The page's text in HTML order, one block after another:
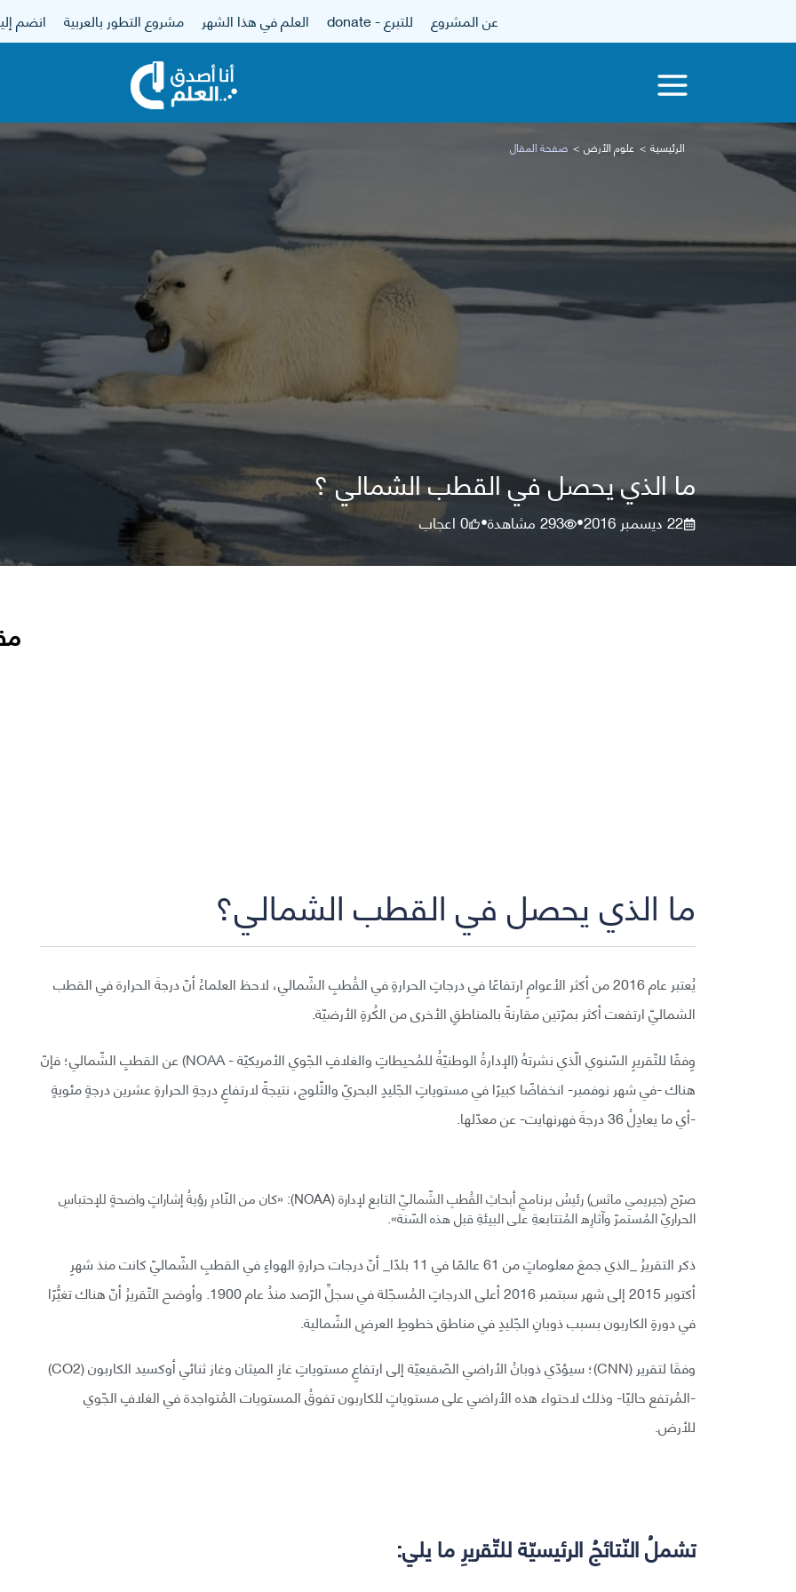
عن المشروع للتبرع - donate العلم في هذا الشهر مشروع التطور بالعربية انضم
الرئيسية علوم الأرض صفحة المقال
ما الذي يحصل في القطب الشمالي ؟
22 ديسمبر 2016 •
293مشاهدة•
0اعجاب
ما الذي يحصل في القطب الشمالي؟
يُعتبر عام 2016 من أكثر الأعوامِ ارتفاعًا في درجاتِ الحرارةِ في القُطبِ الشّمالي، لاحظ العلماءُ أنّ درجةَ الحرارة في القطب
الشماليّ ارتفعت أكثر بمرّتين مقارنةً بالمناطقِ الأخرى من الكُرةِ الأرضيّة.
وِفقًا للتّقريرِ السّنوي الّذي نشرتهُ (الإدارةُ الوطنيّةُ للمُحيطاتِ والغلافِ الجّوي الأمريكيّة - NOAA) عن القطبِ الشّمالي؛ فإنّ
هناك -في شهر نوفمبر- انخفاضًا كبيرًا في مستوياتِ الجّليدِ البحريّ والثّلوج، نتيجةً لارتفاعِ درجةِ الحرارةِ عشرين درجةٍ مئويةٍ
-أي ما يعادِلُ 36 درجةَ فهرنهايت- عن معدّلها.
صرّح (جيريمي ماثس) رئيسُ برنامجِ أبحاثِ القُطبِ الشّماليّ التابع لإدارة (NOAA): «كان من النّادرِ رؤيةُ إشاراتٍ واضحةٍ للإحتباسِ
الحراريّ المُستمرّ وآثارِه المُتتابعةِ على البيئةِ قبل هذه السّنة».
ذكر التقريرُ _الذي جمعَ معلوماتٍ من 61 عالمًا في 11 بلدًا_ أنّ درجات حرارةِ الهواءِ في القطبِ الشّماليّ كانت منذ شهرِ
أكتوبر 2015 إلى شهر سبتمبر 2016 أعلى الدرجاتِ المُسجّلة في سجلِّ الرّصد منذُ عام 1900. وأوضح التّقريرُ أنّ هناك تغيُّرًا
في دورةِ الكاربون بسبب ذوبانِ الجّليدِ في مناطق خطوطِ العرضِ الشّمالية.
وفقَا لتقرير (CNN)؛ سيؤدّي ذوبانُ الأراضي الصّقيعيّة إلى ارتفاعِ مستوياتِ غازِ الميثان وغاز ثنائي أوكسيد الكاربون (CO2)
-المُرتفع حاليًا- وذلك لاحتواء هذه الأراضي على مستوياتٍ للكاربون تفوقُ المستويات المُتواجدة في الغلافِ الجّوي
للأرض.
تشملُ النّتائجُ الرئيسيّة للتّقريرِ ما يلي: